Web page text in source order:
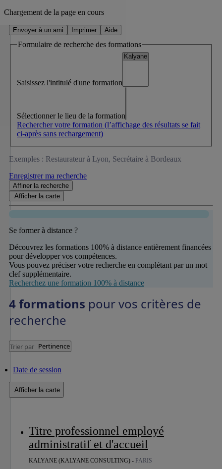
Chargement de la page en cours
Envoyer à un ami Imprimer Aide
Formulaire de recherche des formations
Saisissez l'intitulé d'une formation
Sélectionner le lieu de la formation
Rechercher votre formation (l’affichage des résultats se fait
ci-après sans rechargement)
Exemples : Restaurateur à Lyon, Secrétaire à Bordeaux
Enregistrer ma recherche
Affiner la recherche
Afficher la carte
Se former à distance ?
Découvrez les formations 100% à distance entièrement financées
pour développer vos compétences.
Vous pouvez préciser votre recherche en complétant par un mot
clef supplémentaire.
Recherchez une formation 100% à distance
4 formations pour vos critères de
recherche
Trier par Pertinence
Date de session
Afficher la carte
Titre professionnel employé
administratif et d'accueil
KALYANE (KALYANE CONSULTING) - PARIS